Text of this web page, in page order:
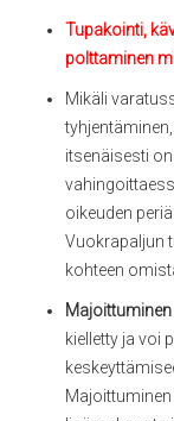
Tupakointi,
polttaminen
Mikäli
itsenäisesti
oikeuden
Vuokrapaljun
kohteen
kielletty ja voi